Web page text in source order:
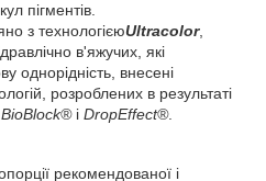
пігментів.
з технологієюUltracolor,
в'яжучих, які
однорідність, внесені
розроблених в результаті
BioBlock®і DropEffect®.
рекомендованої і